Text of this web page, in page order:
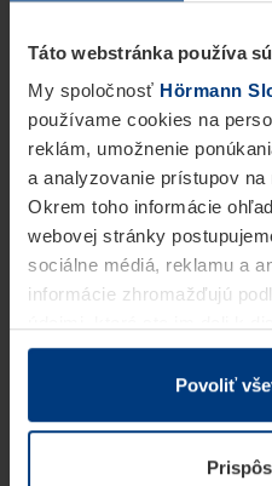
Táto webstránka používa
My spoločnosť Hörmann
používame cookies na
reklám, umožnenie
a analyzovanie prístupov
Okrem toho informácie
webovej stránky
sociálne médiá, reklamu a
informácie zhromažďujú
v rámci Vášho využívania
Z právneho hľadiska
prevádzku tejto stránky.
potrebujeme Vaše
Povoliť